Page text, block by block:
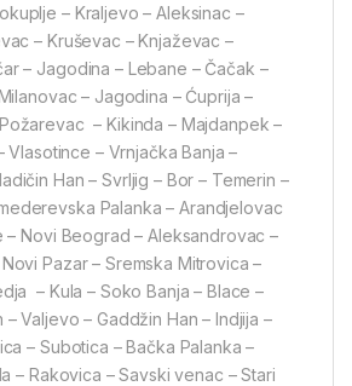
– Kraljevo – Aleksinac –
– Kruševac – Knjaževac –
– Jagodina – Lebane – Čačak –
– Jagodina – Ćuprija –
– Kikinda – Majdanpek –
– Vrnjačka Banja –
Han – Svrljig – Bor – Temerin –
Palanka – Arandjelovac
– Novi Beograd – Aleksandrovac –
Pazar – Sremska Mitrovica –
– Kula – Soko Banja – Blace –
Valjevo – Gaddžin Han – Indjija –
– Subotica – Bačka Palanka –
– Rakovica – Savski venac – Stari